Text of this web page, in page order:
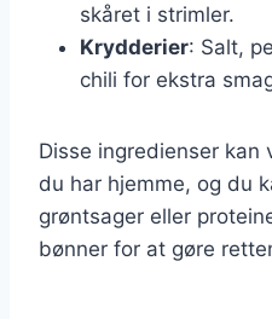
skåret i strimler.
Krydderier: Salt,
chili for ekstra
Disse ingredienser kan
du har hjemme, og du
grøntsager eller
bønner for at gøre